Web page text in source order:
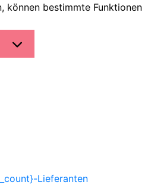
können bestimmte Funktionen
Lieferanten